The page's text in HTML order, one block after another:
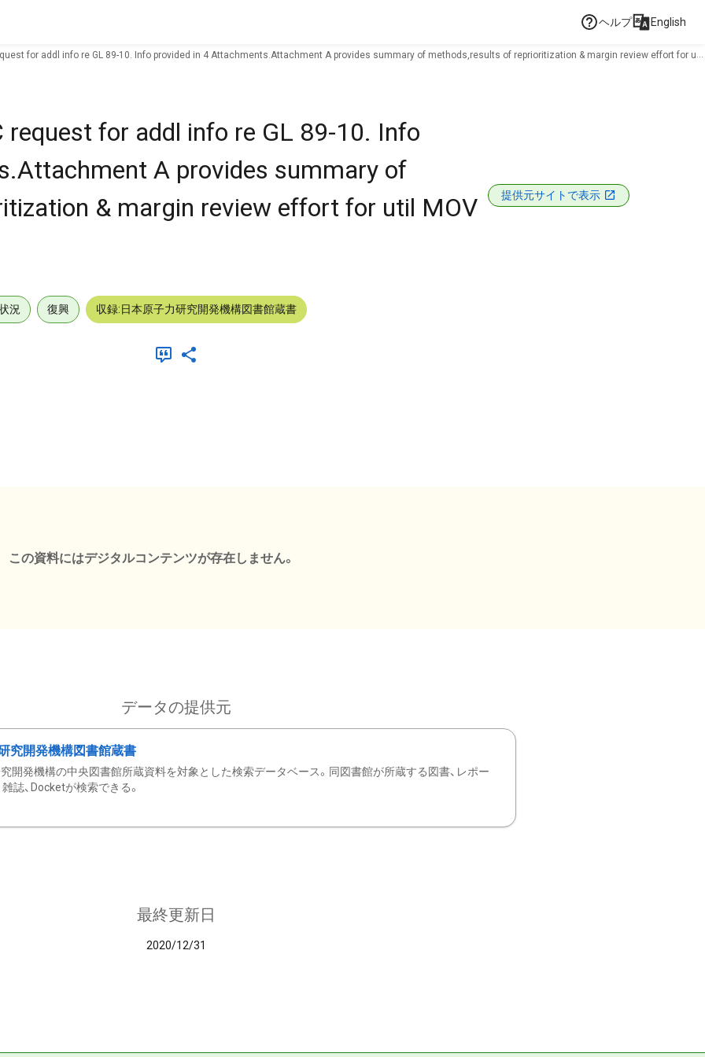
ヘルプ English
for addl info re GL 89-10. Info provided in 4 Attachments.Attachment A provides summary of methods,results of reprioritization & margin review effort for util
request for addl info re GL 89-10. Info
A provides summary of
& margin review effort for util MOV
提供元サイトで表示
況 復興 収録:日本原子力研究開発機構図書館蔵書
この資料にはデジタルコンテンツが存在しません。
データの提供元
究開発機構図書館蔵書
開発機構の中央図書館所蔵資料を対象とした検索データベース。同図書館が所蔵する図書、レポー
雑誌、Docketが検索できる。
最終更新日
2020/12/31